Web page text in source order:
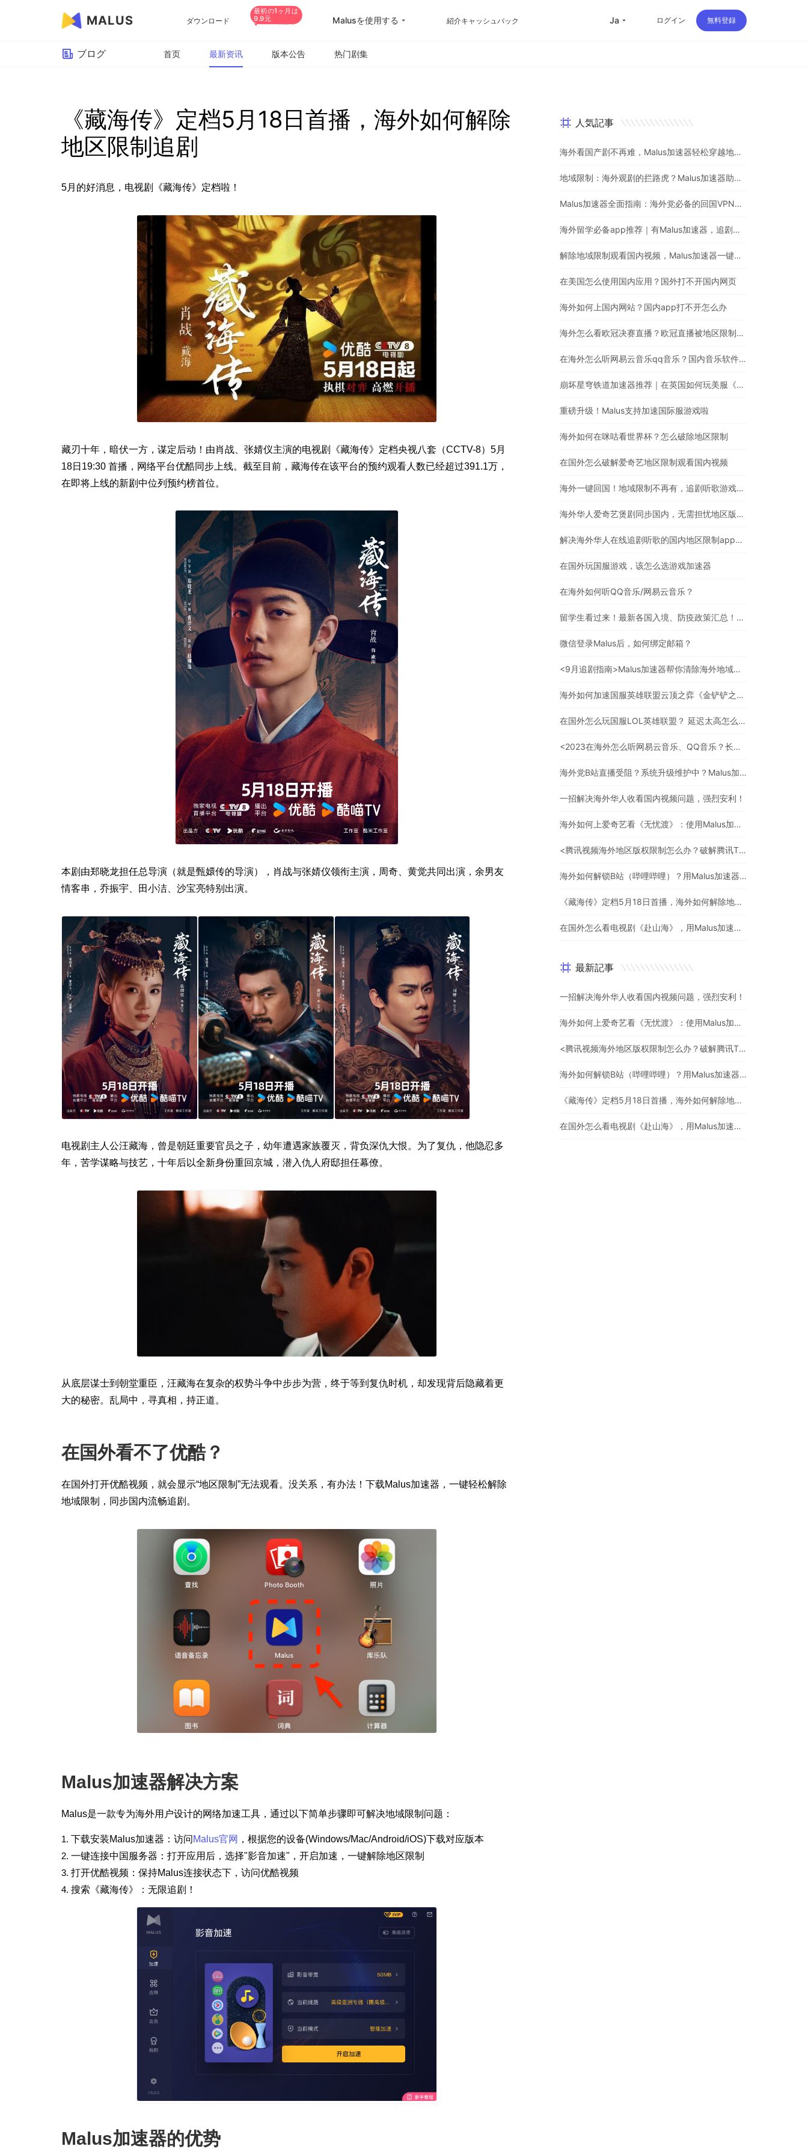
MALUS ダウンロード VIP購入
最初の1ヶ月は
9.9元
Malusを使用する 紹介キャッシュバック ja ログイン 無料登録
ブログ 首页 最新资讯 版本公告 热门剧集
《藏海传》定档5月18日首播，海外如何解除
地区限制追剧
5月的好消息，电视剧《藏海传》定档啦！
藏刃十年，暗伏一方，谋定后动！由肖战、张婧仪主演的电视剧《藏海传》定档央视八套（CCTV-8）5月
18日19:30 首播，网络平台优酷同步上线。截至目前，藏海传在该平台的预约观看人数已经超过391.1万，
在即将上线的新剧中位列预约榜首位。
本剧由郑晓龙担任总导演（就是甄嬛传的导演），肖战与张婧仪领衔主演，周奇、黄觉共同出演，余男友
情客串，乔振宇、田小洁、沙宝亮特别出演。
电视剧主人公汪藏海，曾是朝廷重要官员之子，幼年遭遇家族覆灭，背负深仇大恨。为了复仇，他隐忍多
年，苦学谋略与技艺，十年后以全新身份重回京城，潜入仇人府邸担任幕僚。
从底层谋士到朝堂重臣，汪藏海在复杂的权势斗争中步步为营，终于等到复仇时机，却发现背后隐藏着更
大的秘密。乱局中，寻真相，持正道。
在国外看不了优酷？
在国外打开优酷视频，就会显示“地区限制”无法观看。没关系，有办法！下载Malus加速器，一键轻松解除
地域限制，同步国内流畅追剧。
Malus加速器解决方案
Malus是一款专为海外用户设计的网络加速工具，通过以下简单步骤即可解决地域限制问题：
下载安装Malus加速器 ：访问 Malus官网 ，根据您的设备(Windows/Mac/Android/iOS)下载对应版本
一键连接中国服务器 ：打开应用后，选择"影音加速"，开启加速，一键解除地区限制
打开优酷视频 ：保持Malus连接状态下，访问优酷视频
搜索《藏海传》
：无限追剧！
Malus加速器的优势
人気記事
海外看国产剧不再难，Malus加速器轻松穿越地理屏障
地域限制：海外观剧的拦路虎？Malus加速器助你一键突破
Malus加速器全面指南：海外党必备的回国VPN与追剧神器
海外留学必备app推荐｜有Malus加速器，追剧听歌游戏不用愁
解除地域限制观看国内视频，Malus加速器一键解决海外党烦恼
在美国怎么使用国内应用？国外打不开国内网页
海外如何上国内网站？国内app打不开怎么办
海外怎么看欧冠决赛直播？欧冠直播被地区限制？在国外怎么看国内视频
在海外怎么听网易云音乐qq音乐？国内音乐软件有版权限制解决方法
崩坏星穹铁道加速器推荐｜在英国如何玩美服《崩坏：星穹铁道》
重磅升级！Malus支持加速国际服游戏啦
海外如何在咪咕看世界杯？怎么破除地区限制
在国外怎么破解爱奇艺地区限制观看国内视频
海外一键回国！地域限制不再有，追剧听歌游戏全都行
海外华人爱奇艺煲剧同步国内，无需担忧地区版权限制
解决海外华人在线追剧听歌的国内地区限制app，强烈安利
在国外玩国服游戏，该怎么选游戏加速器
在海外如何听QQ音乐/网易云音乐？
留学生看过来！最新各国入境、防疫政策汇总！（文末有福利）
微信登录Malus后，如何绑定邮箱？
<9月追剧指南>Malus加速器帮你清除海外地域限制，实现追剧自由！
海外如何加速国服英雄联盟云顶之弈《金铲铲之战》？
在国外怎么玩国服LOL英雄联盟？ 延迟太高怎么办？
<2023在海外怎么听网易云音乐、QQ音乐？长久有效的方法来了>
海外党B站直播受阻？系统升级维护中？Malus加速器帮你一步解决真问题
一招解决海外华人收看国内视频问题，强烈安利！
海外如何上爱奇艺看《无忧渡》：使用Malus加速器一键解除地域限制
<腾讯视频海外地区版权限制怎么办？破解腾讯TV地域限制的办法>
海外如何解锁B站（哔哩哔哩）？用Malus加速器解除地域限制，一键流畅追番
《藏海传》定档5月18日首播，海外如何解除地区限制追剧
在国外怎么看电视剧《赴山海》，用Malus加速器一键解锁地区限制
最新記事
一招解决海外华人收看国内视频问题，强烈安利！
海外如何上爱奇艺看《无忧渡》：使用Malus加速器一键解除地域限制
<腾讯视频海外地区版权限制怎么办？破解腾讯TV地域限制的办法>
海外如何解锁B站（哔哩哔哩）？用Malus加速器解除地域限制，一键流畅追番
《藏海传》定档5月18日首播，海外如何解除地区限制追剧
在国外怎么看电视剧《赴山海》，用Malus加速器一键解锁地区限制